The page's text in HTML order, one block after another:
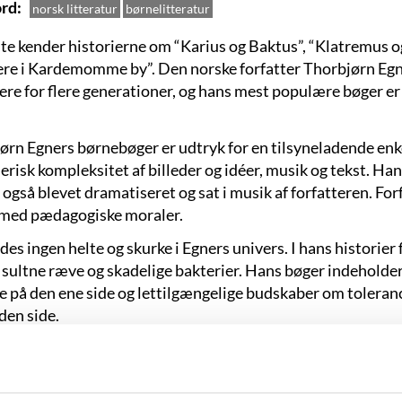
norsk litteratur børnelitteratur
kender historierne om “Karius og Baktus”, “Klatremus
i Kardemomme by”. Den norske forfatter Thorbjørn
for flere generationer, og hans mest populære bøger
Egners børnebøger er udtryk for en tilsyneladende
kompleksitet af billeder og idéer, musik og tekst.
også blevet dramatiseret og sat i musik af forfatteren.
pædagogiske moraler.
ingen helte og skurke i Egners univers. I hans
ræve og skadelige bakterier. Hans bøger
på den ene side og lettilgængelige budskaber om
side.